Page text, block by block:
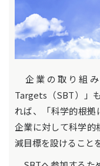
企業の取り組み
Targets（SBT）」
れば、「科学的根拠
企業に対して科学的
減目標を設けること